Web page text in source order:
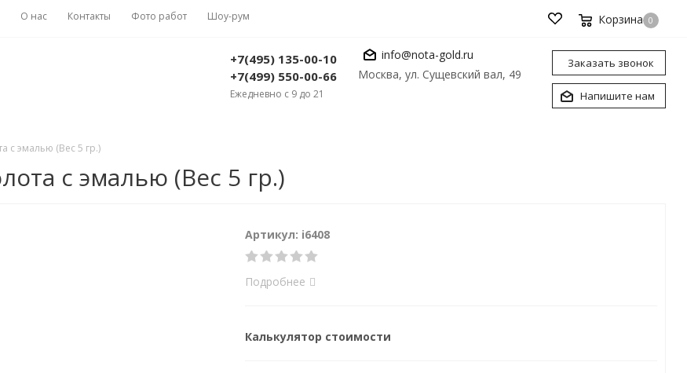
О нас Контакты Фото работ Шоу-рум Корзина 0
+7(495) 135-00-10
+7(499) 550-00-66
Ежедневно с 9 до 21
info@nota-gold.ru
Москва, ул. Сущевский вал, 49
Заказать звонок
Напишите нам
с эмалью (Вес 5 гр.)
с эмалью (Вес 5 гр.)
Артикул: i6408
Подробнее
Калькулятор стоимости